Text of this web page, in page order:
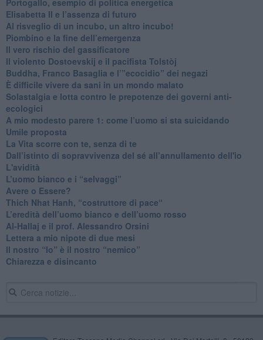
Portogallo, esempio di politica energetica
​Elisabetta II e l’assenza di futuro
Al risveglio di un incubo, un altro incubo!
​Piombino e la fine dell’emergenza
​Il vero rischio del gassificatore
​Il violento Dostoevskij e il pacifista Tolstòj
​Buddha, Franco Basaglia e l’”ecocidio” dei negazi
​È difficile vivere da sani in un mondo malato
Solastalgia e lotta contro le prepotenze dei governi anti-
ecologici
​A mio modesto parere 1: come l’uomo si sta suicidando
​Umile proposta
​La Vita scorre con te, senza di te
​Dall’istinto di sopravvivenza del sé all’annullamento dell'io
L'avidità
​L’uomo bianco e i “selvaggi”
​Avere o Essere?
​Thich Nhat Hanh, “costruttore di pace“
​L’eredità dell’uomo bianco e dell’uomo rosso
Al-Hallaj e il prof. Alessandro Orsini
​Lettera a mio nipote di due mesi
​Il nostro “Io” è il nostro “nemico”
​Chiarezza e disincanto